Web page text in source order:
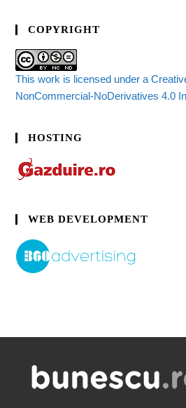
COPYRIGHT
This work is licensed under a
NonCommercial-NoDerivatives 4.0
HOSTING
WEB DEVELOPMENT